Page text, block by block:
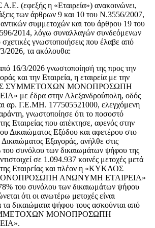
(εφεξής η «Εταιρεία») ανακοινώνει,
των άρθρων 9 και 10 του Ν.3556/2007,
συμμετοχών και του άρθρου 19 του
2014, λόγω συναλλαγών συνδεόμενων
γνωστοποιήσεις που έλαβε από
3/2026, τα ακόλουθα:
16/3/2026 γνωστοποίησή της προς την
και την Εταιρεία, η εταιρεία με την
ΣΥΜΜΕΤΟΧΩΝ ΜΟΝΟΠΡΟΣΩΠΗ
με έδρα στην Αλεξανδρούπολη, οδός
αρ. Γ.Ε.ΜΗ. 177505521000, ελεγχόμενη
γνωστοποίησε ότι το ποσοστό
Εταιρείας που απέκτησε, αφενός στην
Δικαιώματος Εξόδου και αφετέρου στο
Εξαγοράς, ανήλθε στις
συνόλου των δικαιωμάτων ψήφου της
σε 1.094.937 κοινές μετοχές μετά
Εταιρείας και πλέον η «ΚΥΚΛΟΣ
ΑΝΩΝΥΜΗ ΕΤΑΙΡΕΙΑ»
του συνόλου των δικαιωμάτων ψήφου
ότι οι ανωτέρω μετοχές είναι
δικαιώματα ψήφου τους ασκούνται από
ΜΟΝΟΠΡΟΣΩΠΗ